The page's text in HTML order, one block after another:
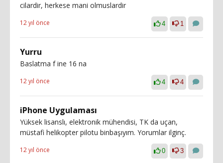
cilardir, herkese mani olmuslardir
12 yıl önce 4 1
Yurru
Baslatma f ine 16 na
12 yıl önce 4 4
iPhone Uygulaması
Yüksek lisanslı, elektronik mühendisi, TK da uçan,
müstafi helikopter pilotu binbaşıyım. Yorumlar ilginç.
12 yıl önce 0 3